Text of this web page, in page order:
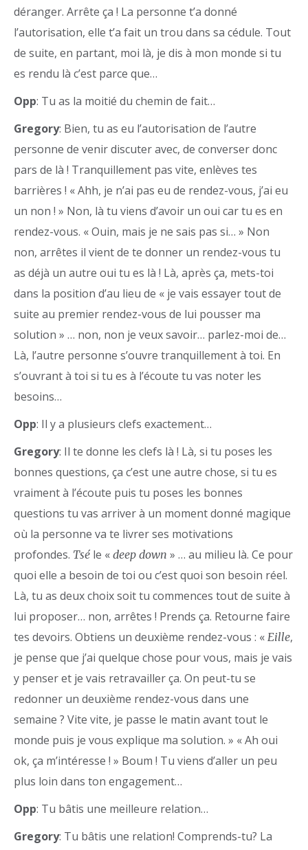
déranger. Arrête ça ! La personne t’a donné
l’autorisation, elle t’a fait un trou dans sa cédule. Tout
de suite, en partant, moi là, je dis à mon monde si tu
es rendu là c’est parce que…
Opp: Tu as la moitié du chemin de fait…
Gregory: Bien, tu as eu l’autorisation de l’autre
personne de venir discuter avec, de converser donc
pars de là ! Tranquillement pas vite, enlèves tes
barrières ! « Ahh, je n’ai pas eu de rendez-vous, j’ai eu
un non ! » Non, là tu viens d’avoir un oui car tu es en
rendez-vous. « Ouin, mais je ne sais pas si… » Non
non, arrêtes il vient de te donner un rendez-vous tu
as déjà un autre oui tu es là ! Là, après ça, mets-toi
dans la position d’au lieu de « je vais essayer tout de
suite au premier rendez-vous de lui pousser ma
solution » … non, non je veux savoir… parlez-moi de…
Là, l’autre personne s’ouvre tranquillement à toi. En
s’ouvrant à toi si tu es à l’écoute tu vas noter les
besoins…
Opp: Il y a plusieurs clefs exactement…
Gregory: Il te donne les clefs là ! Là, si tu poses les
bonnes questions, ça c’est une autre chose, si tu es
vraiment à l’écoute puis tu poses les bonnes
questions tu vas arriver à un moment donné magique
où la personne va te livrer ses motivations
profondes. Tsé le « deep down » … au milieu là. Ce pour
quoi elle a besoin de toi ou c’est quoi son besoin réel.
Là, tu as deux choix soit tu commences tout de suite à
lui proposer… non, arrêtes ! Prends ça. Retourne faire
tes devoirs. Obtiens un deuxième rendez-vous : « Eille,
je pense que j’ai quelque chose pour vous, mais je vais
y penser et je vais retravailler ça. On peut-tu se
redonner un deuxième rendez-vous dans une
semaine ? Vite vite, je passe le matin avant tout le
monde puis je vous explique ma solution. » « Ah oui
ok, ça m’intéresse ! » Boum ! Tu viens d’aller un peu
plus loin dans ton engagement…
Opp: Tu bâtis une meilleure relation…
Gregory: Tu bâtis une relation! Comprends-tu? La